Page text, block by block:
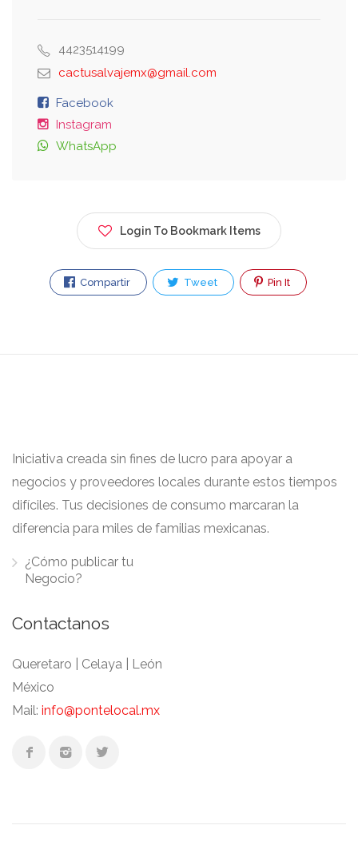
4423514199
cactusalvajemx@gmail.com
Facebook
Instagram
WhatsApp
Login To Bookmark Items
Compartir Tweet Pin It
Iniciativa creada sin fines de lucro para apoyar a
negocios y proveedores locales durante estos tiempos
difíciles. Tus decisiones de consumo marcaran la
diferencia para miles de familias mexicanas.
¿Cómo publicar tu
Negocio?
Contactanos
Queretaro | Celaya | León
México
Mail: info@pontelocal.mx